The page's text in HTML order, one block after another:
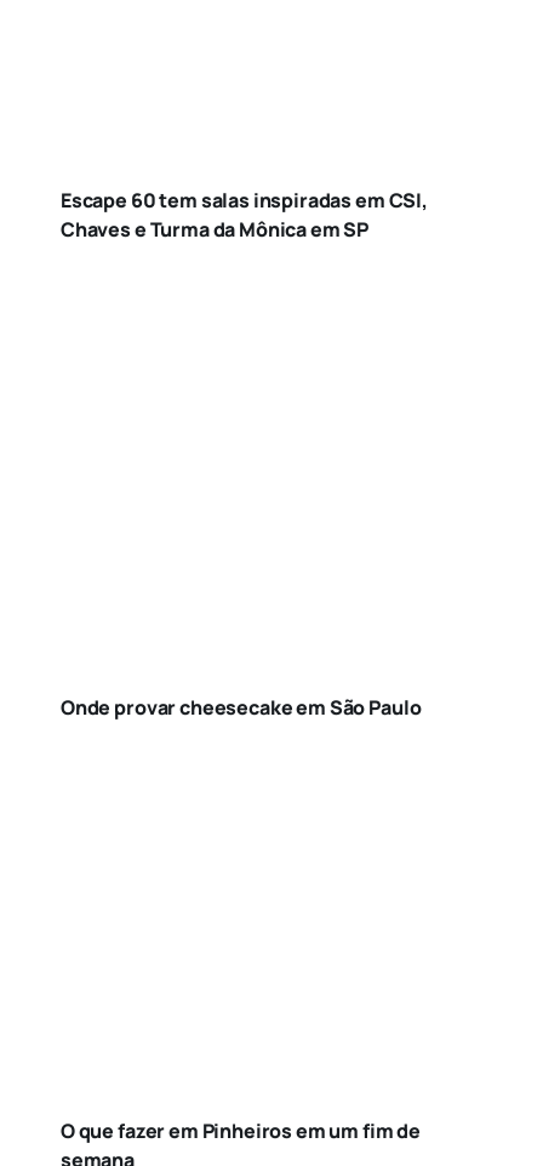
Escape 60 tem salas inspiradas em CSI,
Chaves e Turma da Mônica em SP
Onde provar cheesecake em São Paulo
O que fazer em Pinheiros em um fim de
semana